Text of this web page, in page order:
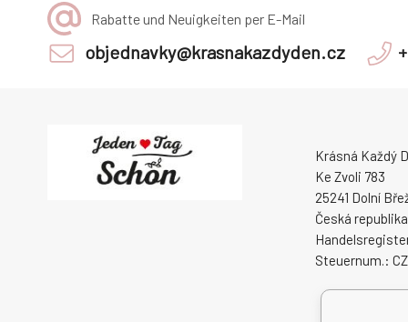
Rabatte und Neuigkeiten per E-Mail
objednavky@krasnakazdyden.cz
Krásná Každý
Ke Zvoli 783
25241 Dolní
Česká republika
Steuernum.: